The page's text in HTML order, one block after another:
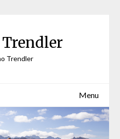
Trendler
Menu